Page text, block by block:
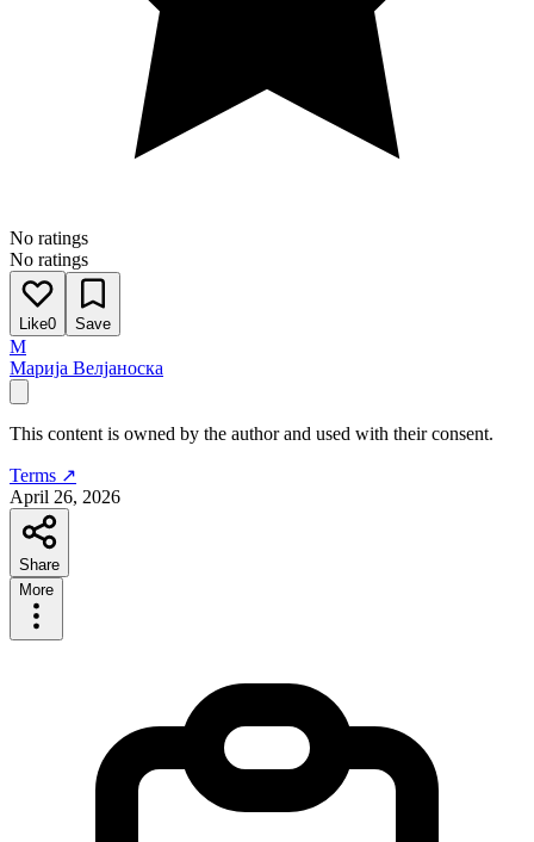
No ratings
No ratings
Like0 Save
М
Марија Велјаноска
This content is owned by the author and used with their consent.
Terms ↗
April 26, 2026
Share
More